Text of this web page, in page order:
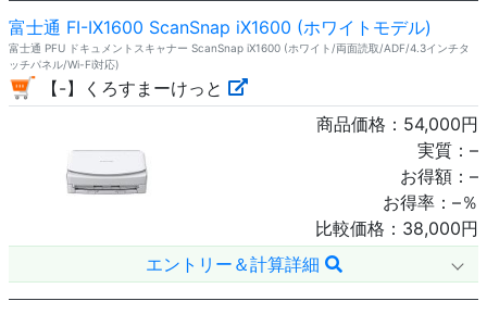
富士通 FI-IX1600 ScanSnap iX1600 (ホワイトモデル)
富士通 PFU ドキュメントスキャナー ScanSnap iX1600 (ホワイト/両面読取/ADF/4.3インチタ
ッチパネル/Wi-Fi対応)
【-】くろすまーけっと
商品価格： 54,000円
実質： –
お得額： –
お得率： –％
比較価格： 38,000円
エントリー＆計算詳細